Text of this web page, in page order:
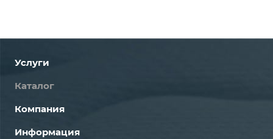
Услуги
Каталог
Компания
Информация